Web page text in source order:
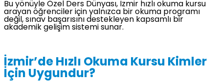
Bu yönüyle Özel Ders Dünyası, İzmir hızlı okuma kursu
arayan öğrenciler için yalnızca bir okuma programı
değil, sınav başarısını destekleyen kapsamlı bir
akademik gelişim sistemi sunar.
İzmir’de Hızlı Okuma Kursu Kimler
İçin Uygundur?